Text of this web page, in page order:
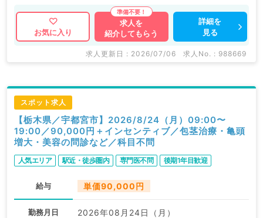
お気に入り
求人を
紹介してもらう
詳細を
見る
求人更新日 : 2026/07/06 求人No. : 988669
スポット求人
【栃木県／宇都宮市】2026/8/24（月）09:00〜
19:00／90,000円＋インセンティブ／包茎治療・亀頭
増大・美容の問診など／科目不問
人気エリア 駅近・徒歩圏内 専門医不問 後期1年目歓迎
給与 単価90,000円
勤務月日 2026年08月24日（月）